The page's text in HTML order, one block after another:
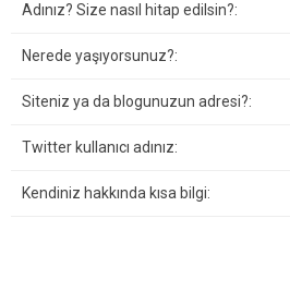
Adınız? Size nasıl hitap edilsin?:
Nerede yaşıyorsunuz?:
Siteniz ya da blogunuzun adresi?:
Twitter kullanıcı adınız:
Kendiniz hakkında kısa bilgi: